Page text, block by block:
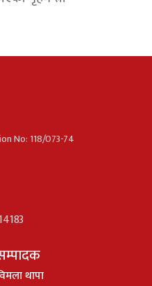
No: 118/073-74
थापा